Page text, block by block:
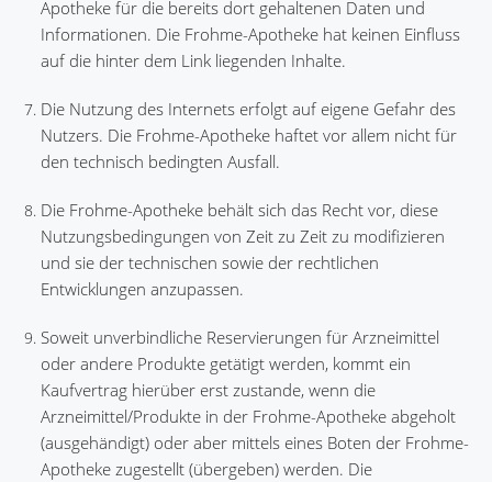
Apotheke für die bereits dort gehaltenen Daten und
Informationen. Die Frohme-Apotheke hat keinen Einfluss
auf die hinter dem Link liegenden Inhalte.
Die Nutzung des Internets erfolgt auf eigene Gefahr des
Nutzers. Die Frohme-Apotheke haftet vor allem nicht für
den technisch bedingten Ausfall.
Die Frohme-Apotheke behält sich das Recht vor, diese
Nutzungsbedingungen von Zeit zu Zeit zu modifizieren
und sie der technischen sowie der rechtlichen
Entwicklungen anzupassen.
Soweit unverbindliche Reservierungen für Arzneimittel
oder andere Produkte getätigt werden, kommt ein
Kaufvertrag hierüber erst zustande, wenn die
Arzneimittel/Produkte in der Frohme-Apotheke abgeholt
(ausgehändigt) oder aber mittels eines Boten der Frohme-
Apotheke zugestellt (übergeben) werden. Die